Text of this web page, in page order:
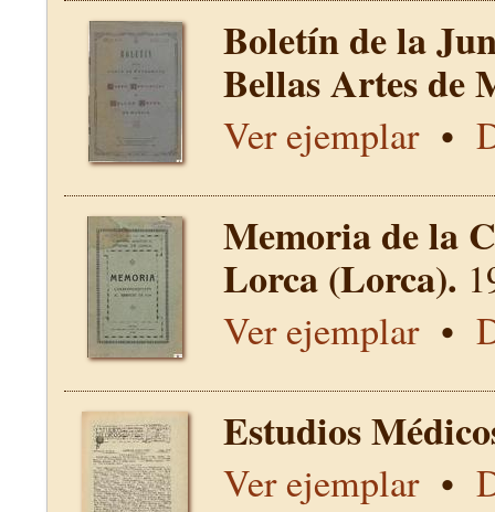
Boletín de la
Bellas Artes
Ver ejemplar•
Memoria de la
Lorca (Lorca).
Ver ejemplar•
Estudios
Ver ejemplar•